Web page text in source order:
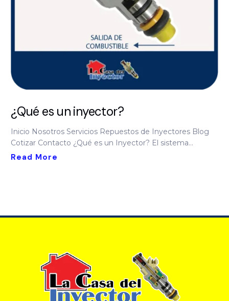
¿Qué es un inyector?
Inicio Nosotros Servicios Repuestos de Inyectores Blog
Cotizar Contacto ¿Qué es un Inyector? El sistema...
Read More